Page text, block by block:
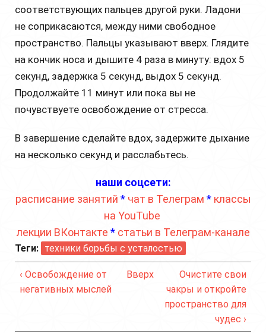
соответствующих пальцев другой руки. Ладони
не соприкасаются, между ними свободное
пространство. Пальцы указывают вверх. Глядите
на кончик носа и дышите 4 раза в минуту: вдох 5
секунд, задержка 5 секунд, выдох 5 секунд.
Продолжайте 11 минут или пока вы не
почувствуете освобождение от стресса.
В завершение сделайте вдох, задержите дыхание
на несколько секунд и расслабьтесь.
наши соцсети:
расписание занятий * чат в Телеграм * классы
на YouTube
лекции ВКонтакте * статьи в Телеграм-канале
Теги: техники борьбы с усталостью
‹ Освобождение от
негативных мыслей
Вверх
Очистите свои
чакры и откройте
пространство для
чудес ›